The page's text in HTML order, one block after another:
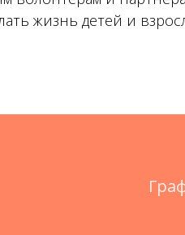
жизнь детей и